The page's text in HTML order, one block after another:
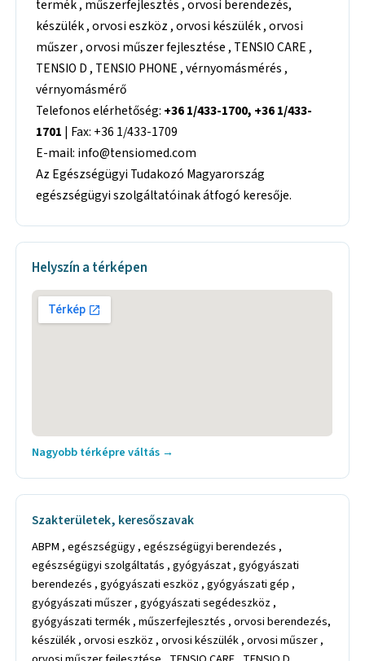
termék , műszerfejlesztés , orvosi berendezés,
készülék , orvosi eszköz , orvosi készülék , orvosi
műszer , orvosi műszer fejlesztése , TENSIO CARE ,
TENSIO D , TENSIO PHONE , vérnyomásmérés ,
vérnyomásmérő
Telefonos elérhetőség: +36 1/433-1700, +36 1/433-
1701 | Fax: +36 1/433-1709
E-mail: info@tensiomed.com
Az Egészségügyi Tudakozó Magyarország
egészségügyi szolgáltatóinak átfogó keresője.
Helyszín a térképen
Nagyobb térképre váltás →
Szakterületek, keresőszavak
ABPM , egészségügy , egészségügyi berendezés ,
egészségügyi szolgáltatás , gyógyászat , gyógyászati
berendezés , gyógyászati eszköz , gyógyászati gép ,
gyógyászati műszer , gyógyászati segédeszköz ,
gyógyászati termék , műszerfejlesztés , orvosi berendezés,
készülék , orvosi eszköz , orvosi készülék , orvosi műszer ,